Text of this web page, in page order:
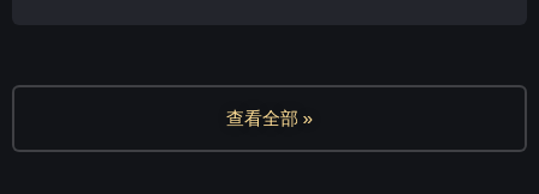
查看全部 »